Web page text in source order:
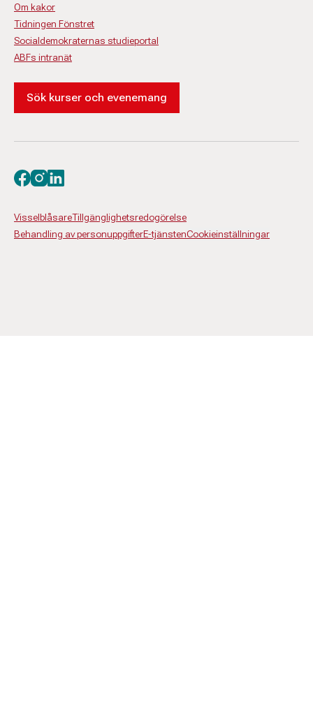
Om kakor
Tidningen Fönstret
Socialdemokraternas studieportal
ABFs intranät
Sök kurser och evenemang
VisselblåsareTillgänglighetsredogörelse
Behandling av personuppgifterE-tjänstenCookieinställningar
Besök oss på facebook
Besök oss på instagram
Besök oss på linkedin